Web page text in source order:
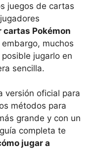
juegos de cartas
Pokémon
muchos
jugarlo en
sencilla.
versión oficial para
métodos para
grande y con un
completa te
jugar a